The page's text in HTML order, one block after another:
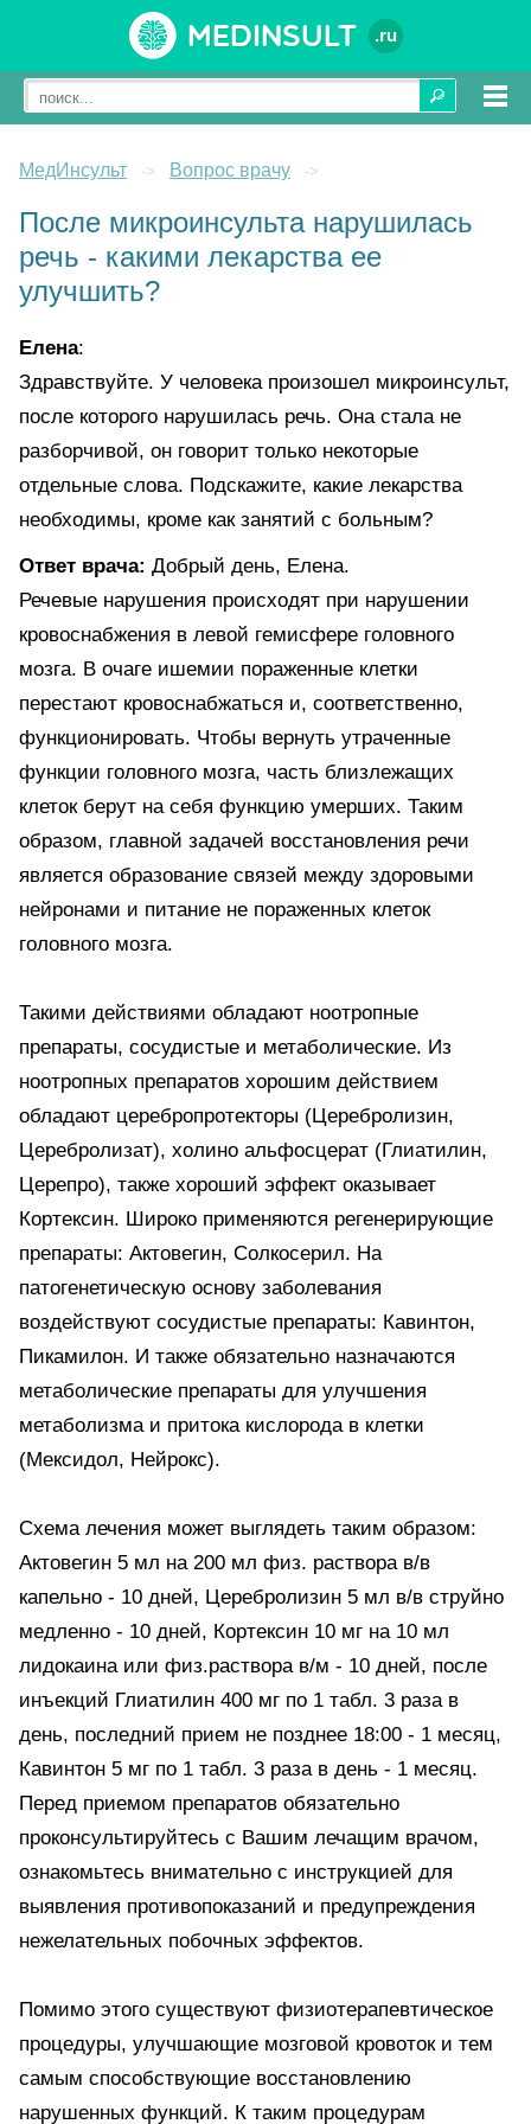
Medinsult .ru
МедИнсульт -> Вопрос врачу ->
После микроинсульта нарушилась
речь - какими лекарства ее
улучшить?
Елена:
Здравствуйте. У человека произошел микроинсульт,
после которого нарушилась речь. Она стала не
разборчивой, он говорит только некоторые
отдельные слова. Подскажите, какие лекарства
необходимы, кроме как занятий с больным?
Ответ врача: Добрый день, Елена.
Речевые нарушения происходят при нарушении
кровоснабжения в левой гемисфере головного
мозга. В очаге ишемии пораженные клетки
перестают кровоснабжаться и, соответственно,
функционировать. Чтобы вернуть утраченные
функции головного мозга, часть близлежащих
клеток берут на себя функцию умерших. Таким
образом, главной задачей восстановления речи
является образование связей между здоровыми
нейронами и питание не пораженных клеток
головного мозга.
Такими действиями обладают ноотропные
препараты, сосудистые и метаболические. Из
ноотропных препаратов хорошим действием
обладают церебропротекторы (Церебролизин,
Церебролизат), холино альфосцерат (Глиатилин,
Церепро), также хороший эффект оказывает
Кортексин. Широко применяются регенерирующие
препараты: Актовегин, Солкосерил. На
патогенетическую основу заболевания
воздействуют сосудистые препараты: Кавинтон,
Пикамилон. И также обязательно назначаются
метаболические препараты для улучшения
метаболизма и притока кислорода в клетки
(Мексидол, Нейрокс).
Схема лечения может выглядеть таким образом:
Актовегин 5 мл на 200 мл физ. раствора в/в
капельно - 10 дней, Церебролизин 5 мл в/в струйно
медленно - 10 дней, Кортексин 10 мг на 10 мл
лидокаина или физ.раствора в/м - 10 дней, после
инъекций Глиатилин 400 мг по 1 табл. 3 раза в
день, последний прием не позднее 18:00 - 1 месяц,
Кавинтон 5 мг по 1 табл. 3 раза в день - 1 месяц.
Перед приемом препаратов обязательно
проконсультируйтесь с Вашим лечащим врачом,
ознакомьтесь внимательно с инструкцией для
выявления противопоказаний и предупреждения
нежелательных побочных эффектов.
Помимо этого существуют физиотерапевтическое
процедуры, улучшающие мозговой кровоток и тем
самым способствующие восстановлению
нарушенных функций. К таким процедурам